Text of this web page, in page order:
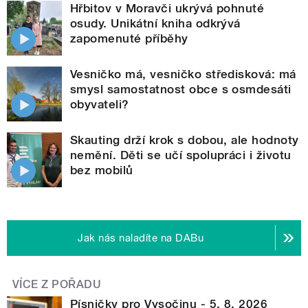
Hřbitov v Moravči ukrývá pohnuté
osudy. Unikátní kniha odkrývá
zapomenuté příběhy
Vesničko má, vesničko středisková: má
smysl samostatnost obce s osmdesáti
obyvateli?
Skauting drží krok s dobou, ale hodnoty
nemění. Děti se učí spolupráci i životu
bez mobilů
Jak nás naladíte na DABu
VÍCE Z POŘADU
Písničky pro Vysočinu - 5. 8. 2026